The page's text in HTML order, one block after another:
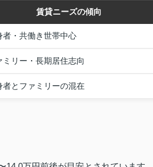
賃貸ニーズの傾向
者・共働き世帯中心
ミリー・長期居住志向
者とファミリーの混在